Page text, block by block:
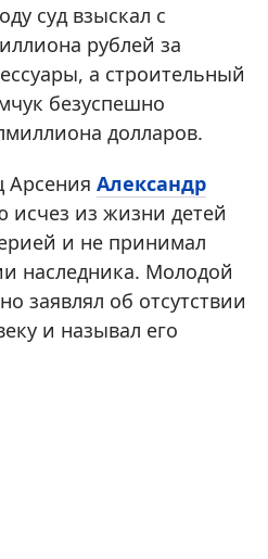
суд взыскал с
рублей за
а строительный
безуспешно
долларов.
Арсения Александр
исчез из жизни детей
и не принимал
наследника. Молодой
заявлял об отсутствии
и называл его